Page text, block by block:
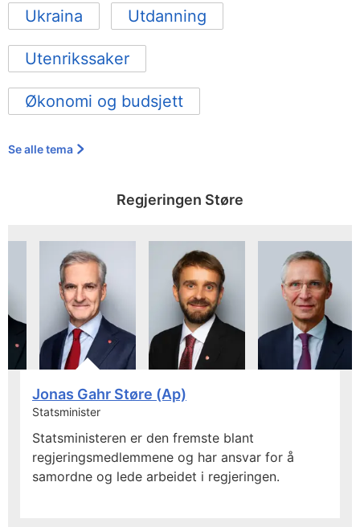
Ukraina Utdanning
Utenrikssaker
Økonomi og budsjett
Se alle tema
Regjeringen Støre
Jonas Gahr Støre (Ap)
Statsminister
Statsministeren er den fremste blant
regjeringsmedlemmene og har ansvar for å
samordne og lede arbeidet i regjeringen.